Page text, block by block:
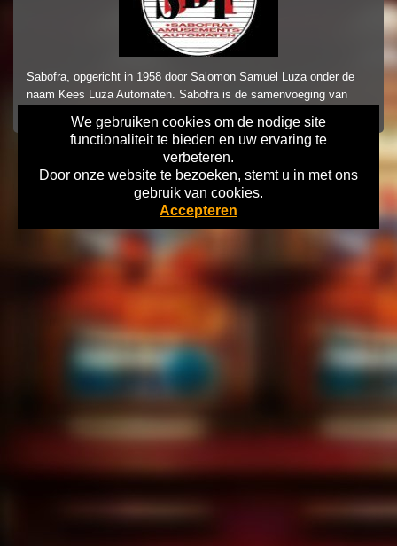
We gebruiken cookies om de nodige site
functionaliteit te bieden en uw ervaring te
verbeteren.
Door onze website te bezoeken, stemt u in met ons
gebruik van cookies.
Accepteren
Sabofra, opgericht in 1958 door Salomon Samuel Luza onder de
naam Kees Luza Automaten. Sabofra is de samenvoeging van
Home
Copyright 2026 Gokkasten-Archief.nl Lees hier alles over de Historie
Nederlandse Kansspelen